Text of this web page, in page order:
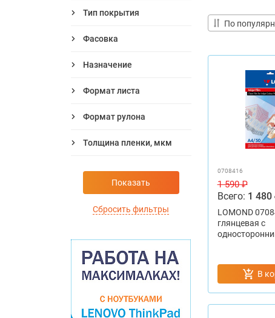
Тип покрытия
Фасовка
Назначение
Формат листа
Формат рулона
Толщина пленки, мкм
Показать
Сбросить фильтры
По
0708416
1 590 ₽
Всего: 1 480
LOMOND
глянцевая с
В